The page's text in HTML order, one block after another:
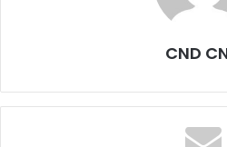
CND